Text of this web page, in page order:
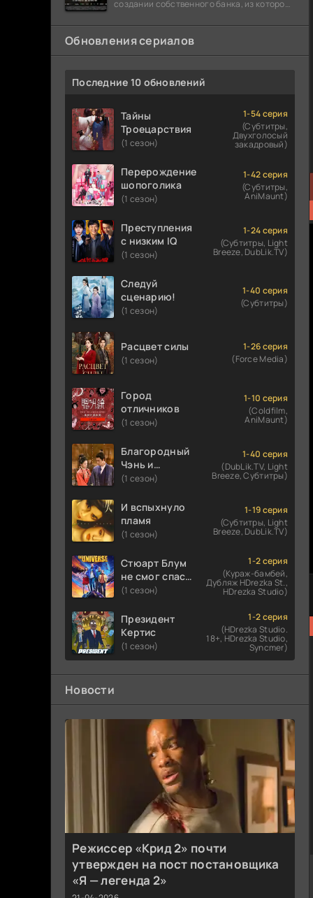
создании собственного банка, из которого
долларов. Однако,
Обновления сериалов
Последние 10 обновлений
Тайны
Троецарствия
(1 сезон)
1-54 серия
(Субтитры,
Двухголосый
закадровый)
Перерождение
шопоголика
(1 сезон)
1-42 серия
(Субтитры,
AniMaunt)
Преступления
с низким IQ
(1 сезон)
1-24 серия
(Субтитры, Light
Breeze, DubLik.TV)
Следуй
сценарию!
(1 сезон)
1-40 серия
(Субтитры)
Расцвет силы
(1 сезон)
1-26 серия
(Force Media)
Город
отличников
(1 сезон)
1-10 серия
(Coldfilm,
AniMaunt)
Благородный
Чэнь и
прекрасная
(1 сезон)
1-40 серия
(DubLik.TV, Light
Breeze, Субтитры)
И вспыхнуло
пламя
(1 сезон)
1-19 серия
(Субтитры, Light
Breeze, DubLik.TV)
Стюарт Блум
не смог спасти
вселенную
(1 сезон)
1-2 серия
(Кураж-бамбей,
Дубляж HDrezka St.,
HDrezka Studio)
Президент
Кертис
(1 сезон)
1-2 серия
(HDrezka Studio.
18+, HDrezka Studio,
Syncmer)
Новости
Режиссер «Крид 2» почти
утвержден на пост постановщика
«Я — легенда 2»